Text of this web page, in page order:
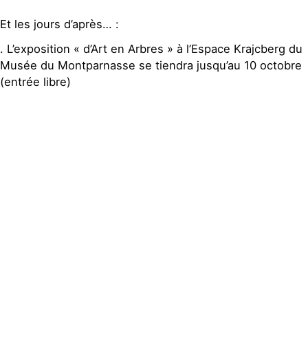
Et les jours d’après… :
. L’exposition « d’Art en Arbres » à l’Espace Krajcberg du
Musée du Montparnasse se tiendra jusqu’au 10 octobre
(entrée libre)